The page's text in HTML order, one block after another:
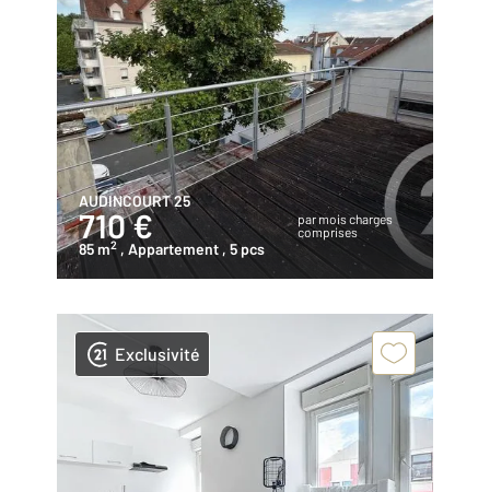
AUDINCOURT 25
710 €
par mois charges
comprises
85 m2 , Appartement , 5 pcs
Exclusivité